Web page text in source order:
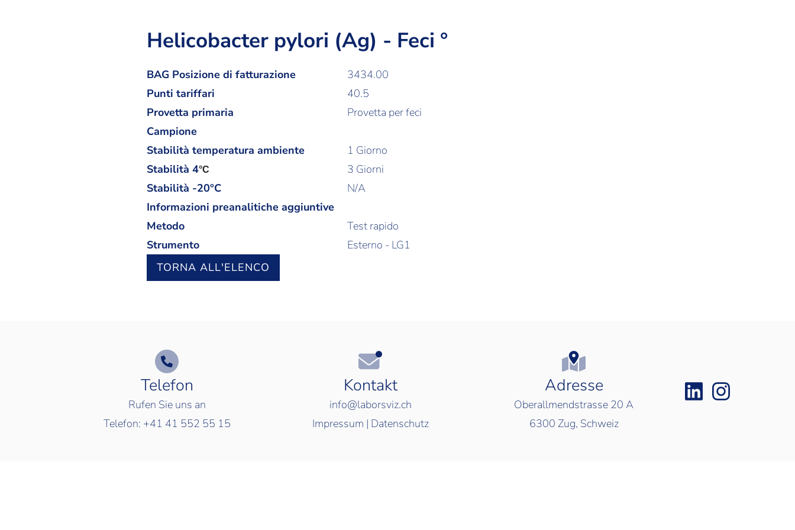
Helicobacter pylori (Ag) - Feci °
BAG Posizione di fatturazione
3434.00
Punti tariffari
40.5
Provetta primaria
Provetta per feci
Campione
Stabilità temperatura ambiente
1 Giorno
Stabilità 4°C
3 Giorni
Stabilità -20°C
N/A
Informazioni preanalitiche aggiuntive
Metodo
Test rapido
Strumento
Esterno - LG1
TORNA ALL'ELENCO
Telefon
Rufen Sie uns an
Telefon: +41 41 552 55 15
Kontakt
info@laborsviz.ch
Impressum | Datenschutz
Adresse
Oberallmendstrasse 20 A
6300 Zug, Schweiz